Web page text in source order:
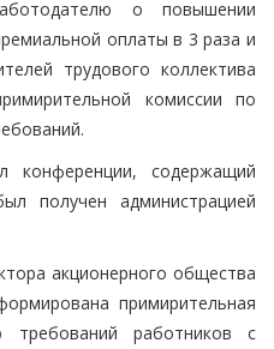
о повышении
оплаты в 3 раза и
трудового коллектива
комиссии по
содержащий
получен администрацией
акционерного общества
примирительная
требований работников с